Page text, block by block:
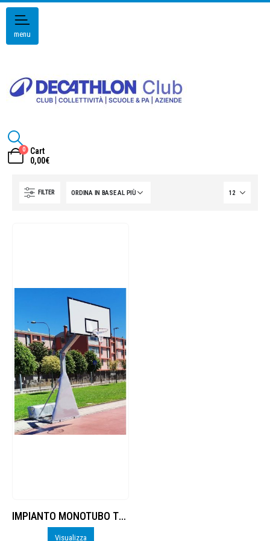
menu
0
Cart
0,00€
FILTER
IMPIANTO MONOTUBO TRASP. ZINCATO, TAB. RESINA
Visualizza